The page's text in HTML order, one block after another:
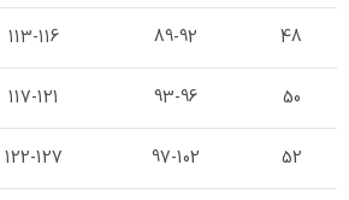
48
89-92
113-116
50
93-96
117-121
52
97-102
122-127